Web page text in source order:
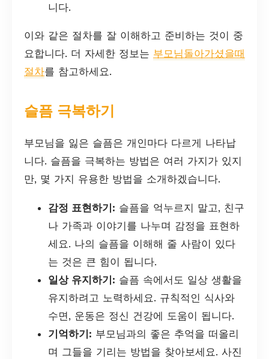
니다.
이와 같은 절차를 잘 이해하고 준비하는 것이 중
요합니다. 더 자세한 정보는 부모님돌아가셨을때
절차를 참고하세요.
슬픔 극복하기
부모님을 잃은 슬픔은 개인마다 다르게 나타납
니다. 슬픔을 극복하는 방법은 여러 가지가 있지
만, 몇 가지 유용한 방법을 소개하겠습니다.
감정 표현하기: 슬픔을 억누르지 말고, 친구
나 가족과 이야기를 나누며 감정을 표현하
세요. 나의 슬픔을 이해해 줄 사람이 있다
는 것은 큰 힘이 됩니다.
일상 유지하기: 슬픔 속에서도 일상 생활을
유지하려고 노력하세요. 규칙적인 식사와
수면, 운동은 정신 건강에 도움이 됩니다.
기억하기: 부모님과의 좋은 추억을 떠올리
며 그들을 기리는 방법을 찾아보세요. 사진